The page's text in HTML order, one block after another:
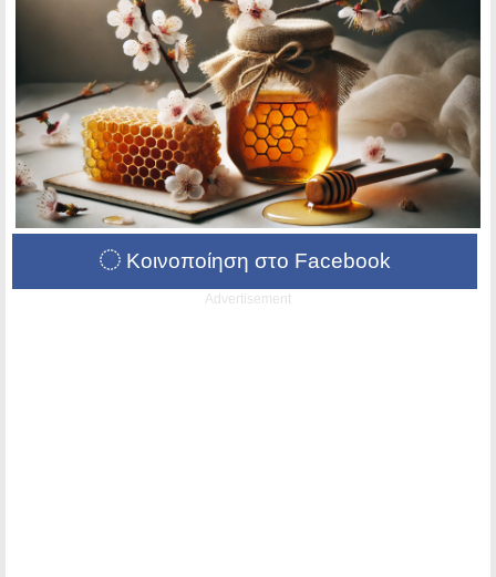
Κοινοποίηση στο Facebook
Advertisement